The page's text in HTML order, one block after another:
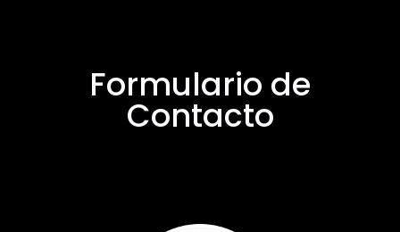
Formulario de
Contacto